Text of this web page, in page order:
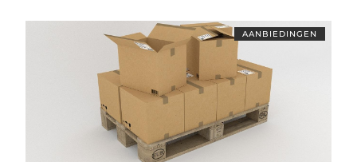
AANBIEDINGEN